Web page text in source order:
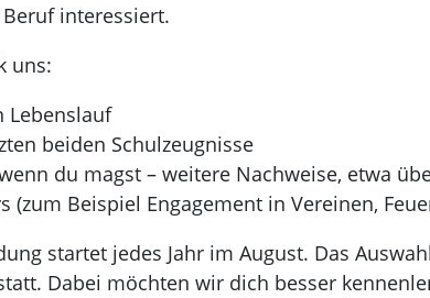
interessiert.
uns:
Lebenslauf
beiden Schulzeugnisse
du magst – weitere Nachweise, etwa
(zum Beispiel Engagement in Vereinen,
startet jedes Jahr im August. Das
Dabei möchten wir dich besser